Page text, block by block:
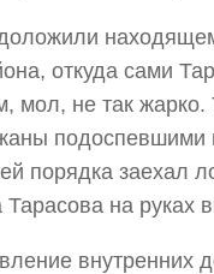
откуда сами
мол, не так
подоспевшими
порядка заехал
на руках
внутренних